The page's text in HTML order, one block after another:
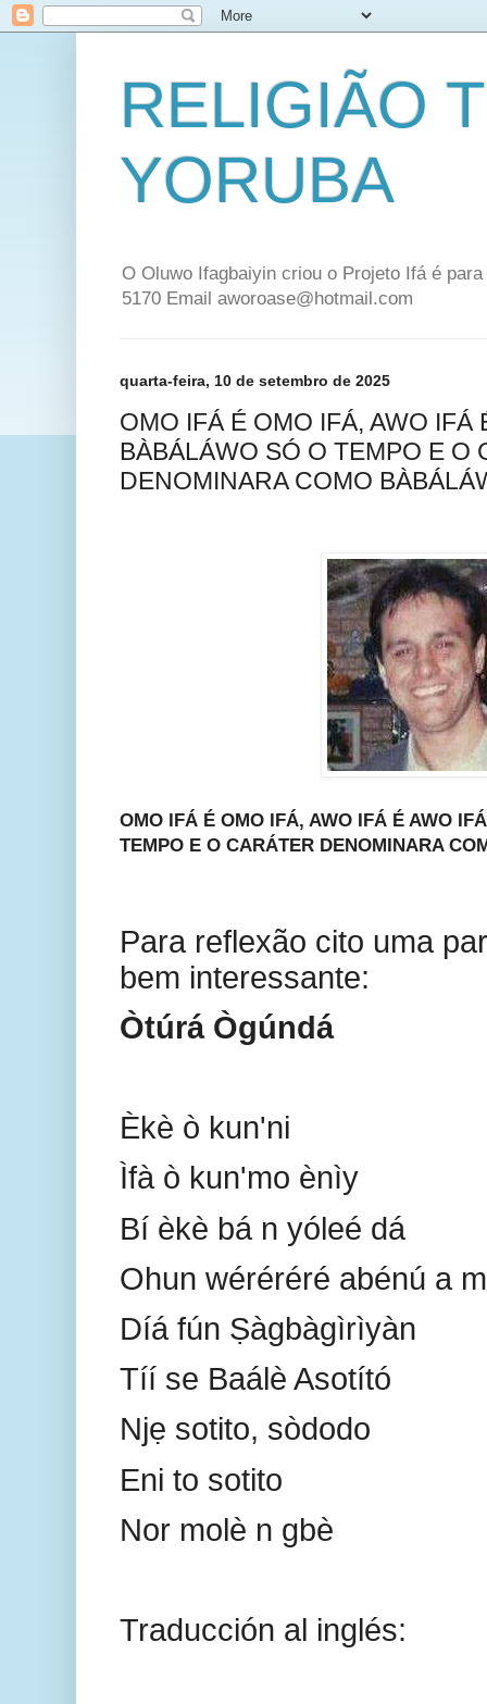
RELIGIÃO
YORUBA
O Oluwo Ifagbaiyin criou o Projeto Ifá é
5170 Email aworoase@hotmail.com
quarta-feira, 10 de setembro de 2025
OMO IFÁ É OMO IFÁ, AWO IFÁ
BÀBÁLÁWO SÓ O TEMPO E O
DENOMINARA COMO
OMO IFÁ É OMO IFÁ, AWO IFÁ É AWO
TEMPO E O CARÁTER DENOMINARA
Para reflexão cito uma
bem interessante:
Òtúrá Ògúndá
Èkè ò kun'ni
Ìfà ò kun'mo ènìy
Bí èkè bá n yóleé dá
Ohun wéréréré abénú a
Díá fún Ṣàgbàgìrìyàn
Tíí se Baálè Asotító
Njẹ sotito, sòdodo
Eni to sotito
Nor molè n gbè
Traducción al inglés: